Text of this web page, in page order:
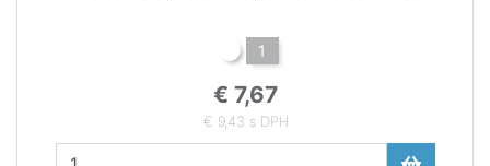
1
€ 7,67
€ 9,43 s DPH